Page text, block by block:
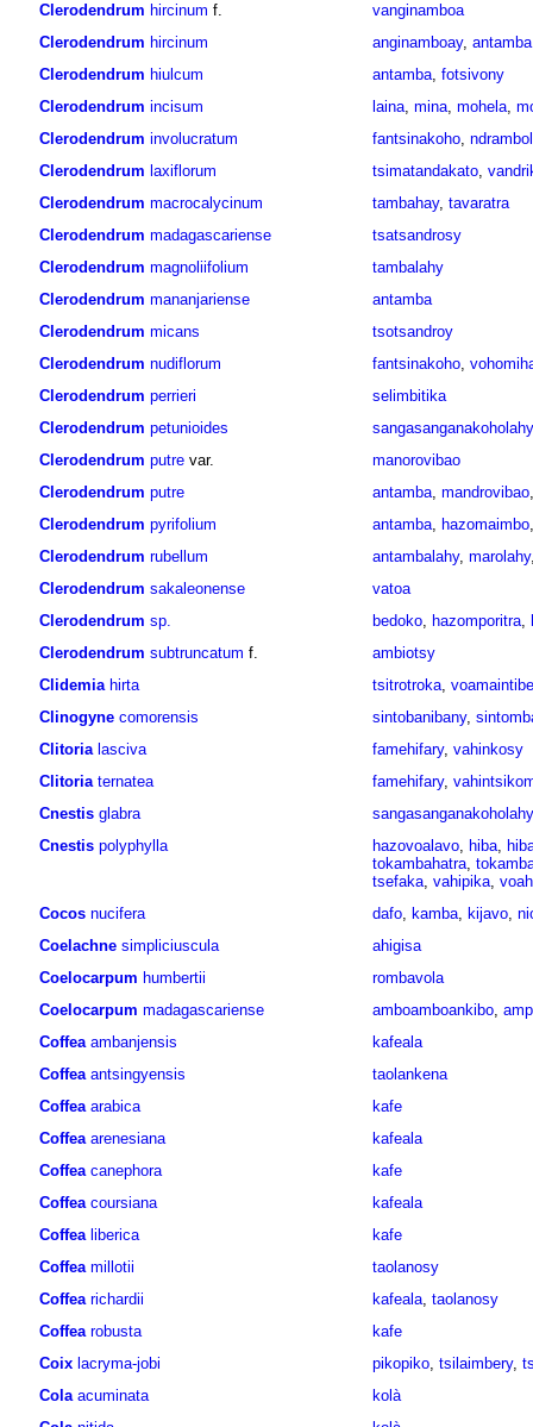
Clerodendrum hircinum f.
vanginamboa
Clerodendrum hircinum anginamboay, antamba
Clerodendrum hiulcum antamba, fotsivony
Clerodendrum incisum laina, mina, mohela,
Clerodendrum involucratum fantsinakoho,
Clerodendrum laxiflorum tsimatandakato,
Clerodendrum macrocalycinum tambahay, tavaratra
Clerodendrum madagascariense
tsatsandrosy
Clerodendrum magnoliifolium
tambalahy
Clerodendrum mananjariense
antamba
Clerodendrum micans
tsotsandroy
Clerodendrum nudiflorum fantsinakoho,
Clerodendrum perrieri
selimbitika
Clerodendrum petunioides
sangasanganakoholahy
Clerodendrum putrevar.
manorovibao
Clerodendrum putre antamba, mandrovibao
Clerodendrum pyrifolium antamba, hazomaimbo
Clerodendrum rubellum antambalahy, marolahy
Clerodendrum sakaleonense
vatoa
Clerodendrum sp. bedoko, hazomporitra,
Clerodendrum subtruncatum f.
ambiotsy
Clidemia hirta tsitrotroka, voamaintibe
Clinogyne comorensis sintobanibany,
Clitoria lasciva famehifary, vahinkosy
Clitoria ternatea famehifary,
Cnestis glabra sangasanganakoholahy
Cnestis polyphylla hazovoalavo, hiba,
tokambahatra,
tsefaka, vahipika,
Cocos nucifera dafo, kamba, kijavo,
Coelachne simpliciuscula
ahigisa
Coelocarpum humbertii
rombavola
Coelocarpum madagascariense amboamboankibo,
Coffea ambanjensis
kafeala
Coffea antsingyensis
taolankena
Coffea arabica
kafe
Coffea arenesiana
kafeala
Coffea canephora
kafe
Coffea coursiana
kafeala
Coffea liberica
kafe
Coffea millotii
taolanosy
Coffea richardii kafeala, taolanosy
Coffea robusta
kafe
Coix lacryma-jobi pikopiko, tsilaimbery,
Cola acuminata
kolà